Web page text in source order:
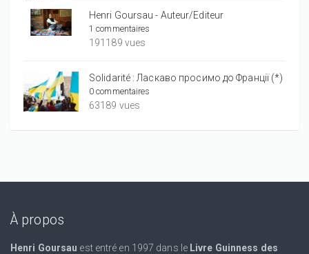
Henri Goursau - Auteur/Editeur
1 commentaires
191189 vues
Solidarité : Ласкаво просимо до Франції (*)
0 commentaires
63189 vues
À propos
Henri Goursau est entré en 1997 dans le Livre Guinness des